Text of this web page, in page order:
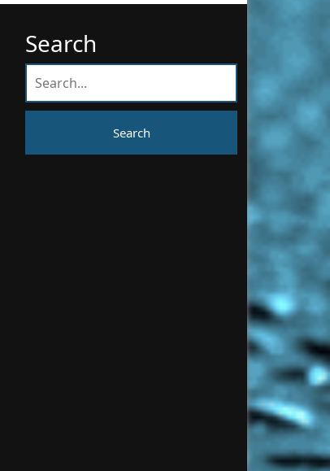
Search